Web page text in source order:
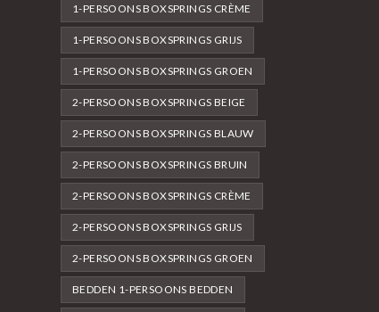
1-PERSOONS BOXSPRINGS CRÈME
1-PERSOONS BOXSPRINGS GRIJS
1-PERSOONS BOXSPRINGS GROEN
2-PERSOONS BOXSPRINGS BEIGE
2-PERSOONS BOXSPRINGS BLAUW
2-PERSOONS BOXSPRINGS BRUIN
2-PERSOONS BOXSPRINGS CRÈME
2-PERSOONS BOXSPRINGS GRIJS
2-PERSOONS BOXSPRINGS GROEN
BEDDEN 1-PERSOONS BEDDEN